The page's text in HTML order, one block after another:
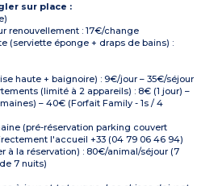
sur place :
renouvellement : 17€/change
(serviette éponge + draps de bains) :
haute + baignoire) : 9€/jour – 35€/séjour
(limité à 2 appareils) : 8€ (1 jour) –
– 40€ (Forfait Family - 1s / 4
(pré-réservation parking couvert
l'accueil +33 (04 79 06 46 94)
à la réservation) : 80€/animal/séjour (7
7 nuits)